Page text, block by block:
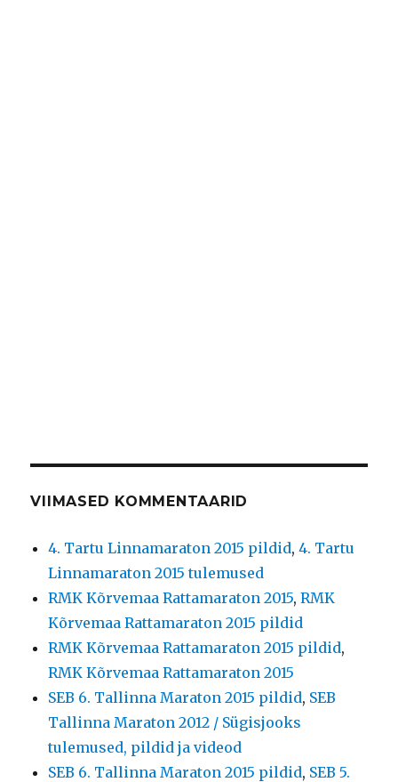
VIIMASED KOMMENTAARID
4. Tartu Linnamaraton 2015 pildid,4. Tartu
Linnamaraton 2015 tulemused
RMK Kõrvemaa Rattamaraton 2015,RMK
Kõrvemaa Rattamaraton 2015 pildid
RMK Kõrvemaa Rattamaraton 2015 pildid,
RMK Kõrvemaa Rattamaraton 2015
SEB 6. Tallinna Maraton 2015 pildid, SEB
Tallinna Maraton 2012 / Sügisjooks
tulemused, pildid ja videod
SEB 6. Tallinna Maraton 2015 pildid, SEB 5.